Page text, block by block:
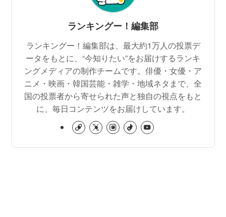
ランキングー！編集部
ランキングー！編集部は、最大約1万人の投票デ
ータをもとに、“今知りたい”をお届けするランキ
ングメディアの制作チームです。俳優・女優・ア
ニメ・映画・韓国芸能・雑学・地域ネタまで、全
国の投票者から寄せられた声と独自の視点をもと
に、毎日コンテンツをお届けしています。